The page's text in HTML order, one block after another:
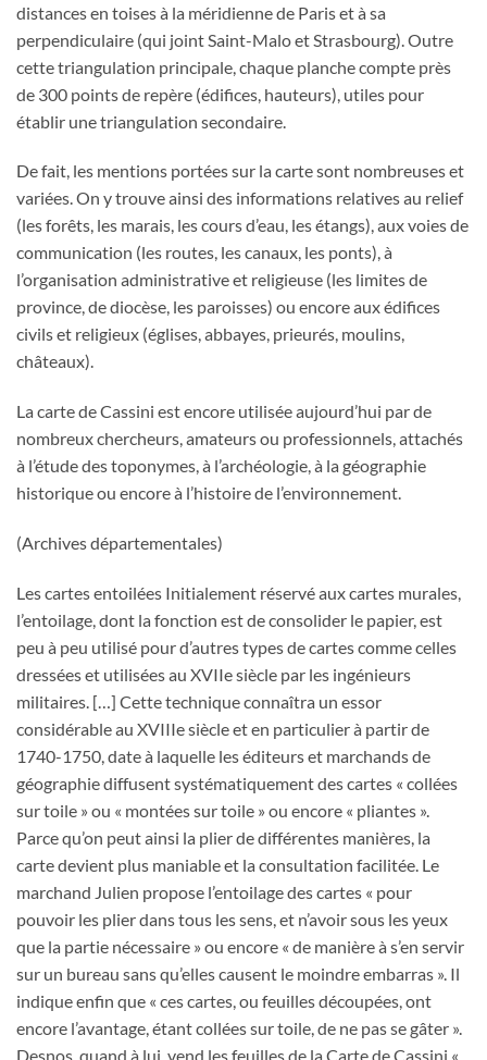
distances en toises à la méridienne de Paris et à sa
perpendiculaire (qui joint Saint-Malo et Strasbourg). Outre
cette triangulation principale, chaque planche compte près
de 300 points de repère (édifices, hauteurs), utiles pour
établir une triangulation secondaire.
De fait, les mentions portées sur la carte sont nombreuses et
variées. On y trouve ainsi des informations relatives au relief
(les forêts, les marais, les cours d’eau, les étangs), aux voies de
communication (les routes, les canaux, les ponts), à
l’organisation administrative et religieuse (les limites de
province, de diocèse, les paroisses) ou encore aux édifices
civils et religieux (églises, abbayes, prieurés, moulins,
châteaux).
La carte de Cassini est encore utilisée aujourd’hui par de
nombreux chercheurs, amateurs ou professionnels, attachés
à l’étude des toponymes, à l’archéologie, à la géographie
historique ou encore à l’histoire de l’environnement.
(Archives départementales)
Les cartes entoilées Initialement réservé aux cartes murales,
l’entoilage, dont la fonction est de consolider le papier, est
peu à peu utilisé pour d’autres types de cartes comme celles
dressées et utilisées au XVIIe siècle par les ingénieurs
militaires. […] Cette technique connaîtra un essor
considérable au XVIIIe siècle et en particulier à partir de
1740-1750, date à laquelle les éditeurs et marchands de
géographie diffusent systématiquement des cartes « collées
sur toile » ou « montées sur toile » ou encore « pliantes ».
Parce qu’on peut ainsi la plier de différentes manières, la
carte devient plus maniable et la consultation facilitée. Le
marchand Julien propose l’entoilage des cartes « pour
pouvoir les plier dans tous les sens, et n’avoir sous les yeux
que la partie nécessaire » ou encore « de manière à s’en servir
sur un bureau sans qu’elles causent le moindre embarras ». Il
indique enfin que « ces cartes, ou feuilles découpées, ont
encore l’avantage, étant collées sur toile, de ne pas se gâter ».
Desnos, quand à lui, vend les feuilles de la Carte de Cassini «